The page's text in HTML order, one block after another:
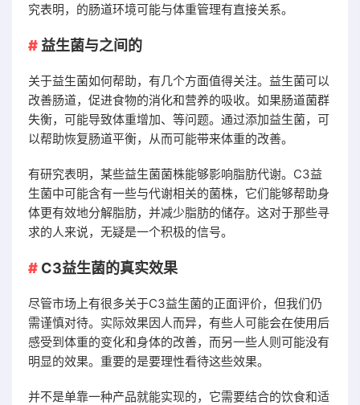
究表明，的肠道环境可能与体重管理有直接关系。
益生菌与之间的
关于益生菌如何帮助，有几个方面值得关注。益生菌可以
改善肠道，促进食物的消化和营养的吸收。如果肠道菌群
失衡，可能导致体重增加、等问题。通过添加益生菌，可
以帮助恢复肠道平衡，从而可能带来体重的改善。
有研究表明，某些益生菌菌株能够影响脂肪代谢。C3益
生菌中可能含有一些与代谢相关的菌株，它们能够帮助身
体更有效地分解脂肪，并减少脂肪的储存。这对于那些寻
求的人来说，无疑是一个积极的信号。
C3益生菌的真实效果
尽管市场上有很多关于C3益生菌的正面评价，但我们仍
需谨慎对待。实际效果因人而异，有些人可能会在使用后
感受到体重的变化和身体的改善，而另一些人则可能没有
明显的效果。重要的是要理性看待这些效果。
并不是单靠一种产品就能实现的，它需要结合的饮食和适